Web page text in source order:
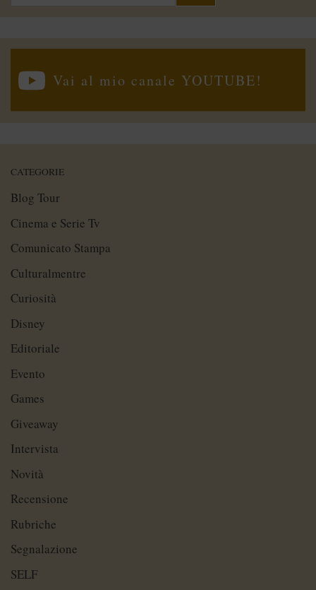
Vai al mio canale YOUTUBE!
CATEGORIE
Blog Tour
Cinema e Serie Tv
Comunicato Stampa
Culturalmentre
Curiosità
Disney
Editoriale
Evento
Games
Giveaway
Intervista
Novità
Recensione
Rubriche
Segnalazione
SELF